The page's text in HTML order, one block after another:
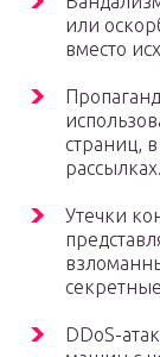
или
вместо
страниц,
рассылках.
Утечки
DDoS-